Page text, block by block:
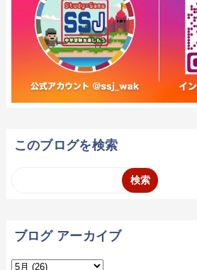
このブログを検索
ブログ アーカイブ